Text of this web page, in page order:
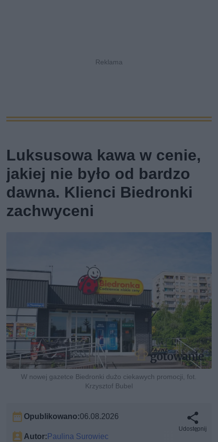
Luksusowa kawa w cenie,
jakiej nie było od bardzo
dawna. Klienci Biedronki
zachwyceni
W nowej gazetce Biedronki dużo ciekawych promocji, fot.
Krzysztof Bubel
Opublikowano:06.08.2026
Autor: Paulina Surowiec
Udostępnij